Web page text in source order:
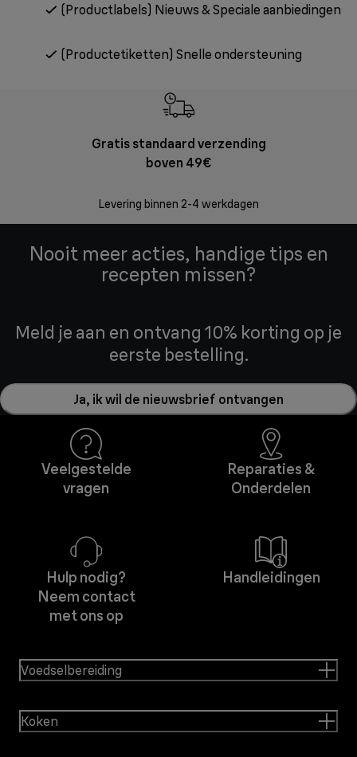
(Productlabels) Nieuws & Speciale aanbiedingen
(Productetiketten) Snelle ondersteuning
Gratis standaard verzending
boven 49€
Levering binnen 2-4 werkdagen
Nooit meer acties, handige tips en
recepten missen?
Meld je aan en ontvang 10% korting op je
eerste bestelling.
Ja, ik wil de nieuwsbrief ontvangen
Veelgestelde
vragen
Reparaties &
Onderdelen
Hulp nodig?
Neem contact
met ons op
Handleidingen
Voedselbereiding
Koken